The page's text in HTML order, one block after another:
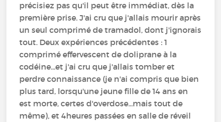
précisiez pas qu'il peut être immédiat, dès la
première prise. J'ai cru que j'allais mourir après
un seul comprimé de tramadol, dont j'ignorais
tout. Deux expériences précédentes : 1
comprimé effervescent de doliprane à la
codéine...et j'ai cru que j'allais tomber et
perdre connaissance (je n'ai compris que bien
plus tard, lorsqu'une jeune fille de 14 ans en
est morte, certes d'overdose...mais tout de
même), et 4heures passées en salle de réveil